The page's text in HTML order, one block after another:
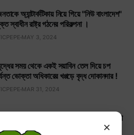
অ্যান্টার্কটিকায় নিয়ে গিয়ে "নিউ বাংলাদেশ"
স্বাধীন রাষ্ট্র গঠনের পরিকল্পনা ।
MAY 3, 2024
সময় থেকে একই সয়াবিন তেল দিয়ে চপ
ভোক্তা অধিকারের খপ্পড়ে বৃদ্ধ দোকানদার !
MAR 31, 2024
ল্যাটিন হরফে বাংলা লেখার প্রচলন শুরু করা
×